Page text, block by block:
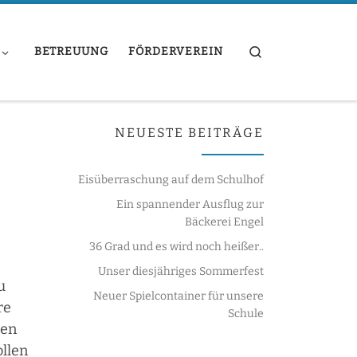
BETREUUNG FÖRDERVEREIN
NEUESTE BEITRÄGE
Eisüberraschung auf dem Schulhof
Ein spannender Ausflug zur
Bäckerei Engel
36 Grad und es wird noch heißer..
Unser diesjähriges Sommerfest
Neuer Spielcontainer für unsere
Schule